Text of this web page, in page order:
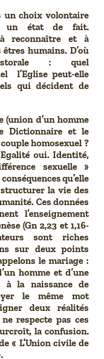
un choix volontaire
un état de fait.
à reconnaître et à
humains. D’où
: quel
l’Eglise peut-elle
qui décident de
(union d’un homme
Dictionnaire et le
homosexuel ?
oui. Identité,
sexuelle »
qu’elle
la vie des
Ces données
l’enseignement
(Gn 2,23 et 1,16-
sont riches
sur deux points
le mariage :
homme et d’une
la naissance de
le même mot
deux réalités
respecte pas ces
la confusion.
« L’Union civile de